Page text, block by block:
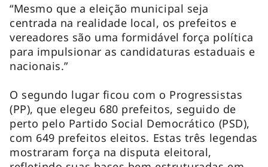
“Mesmo que a eleição municipal seja
centrada na realidade local, os prefeitos e
vereadores são uma formidável força política
para impulsionar as candidaturas estaduais e
nacionais.”
O segundo lugar ficou com o Progressistas
(PP), que elegeu 680 prefeitos, seguido de
perto pelo Partido Social Democrático (PSD),
com 649 prefeitos eleitos. Estas três legendas
mostraram força na disputa eleitoral,